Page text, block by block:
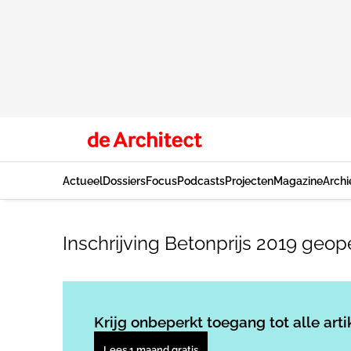
ActueelDossiersFocusPodcastsProjectenMagazine
Inschrijving Betonprijs 2019
Krijg onbeperkt toegang tot alle